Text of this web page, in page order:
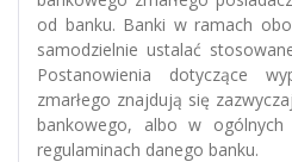
od banku. Banki w ramach
samodzielnie ustalać
Postanowienia dotyczące
zmarłego znajdują się
bankowego, albo w
regulaminach danego banku.